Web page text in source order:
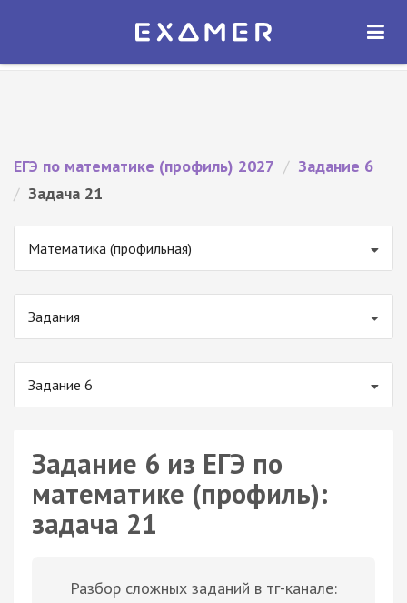
Экзамер — ЕГЭ 2027
ОТКРЫТЬ
ЕГЭ по математике (профиль) 2027 / Задание 6
/ Задача 21
Математика (профильная)
Задания
Задание 6
Задание 6 из ЕГЭ по
математике (профиль):
задача 21
Разбор сложных заданий в тг-канале: